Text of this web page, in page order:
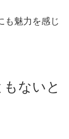
も魅力を感じ
ないと